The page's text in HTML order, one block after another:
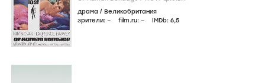
драма / Великобритания
зрители: – film.ru: – IMDb: 6,5